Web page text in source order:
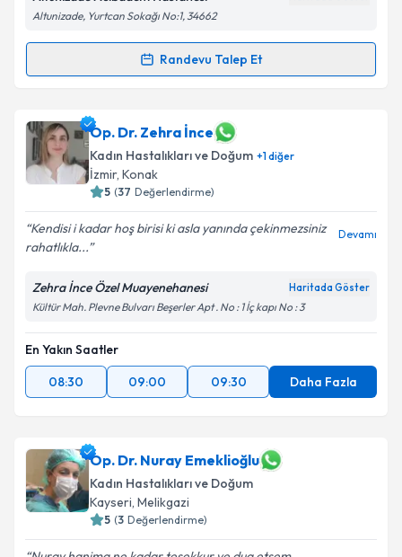
Kişisel verilerimin işlenmesine ilişkin
Metni'ni okudum ve kişisel verilerimin belirtilen
Takvim Talebini Gönder
Altunizade, Yurtcan Sokağı No:1, 34662
Randevu Talep Et
Randevu Takvimi Talebi
Op. Dr. Nida Özeriçin randevu takvimi talebi
oluşturun. Size bu uzmandan randevu almanız için bir
takvim hazırlandığında e-posta ile bilgilendireceğiz.
E-posta Adresiniz
Kişisel verilerimin işlenmesine ilişkin
Aydınlatma
Metni'ni okudum ve kişisel verilerimin belirtilen
Takvim Talebini Gönder
Op. Dr. Zehra İnce
Kadın Hastalıkları ve Doğum +1diğer
İzmir, Konak
5 (37 Değerlendirme)
Kendisi i kadar hoş birisi ki asla yanında çekinmezsiniz
rahatlıkla...
Devamı
Zehra İnce Özel Muayenehanesi Haritada Göster
Kültür Mah. Plevne Bulvarı Beşerler Apt . No : 1 İç kapı No : 3
En Yakın Saatler
08:30
09:00 09:30 Daha Fazla
Op. Dr. Nuray Emeklioğlu
Kadın Hastalıkları ve Doğum
Kayseri, Melikgazi
5 (3 Değerlendirme)